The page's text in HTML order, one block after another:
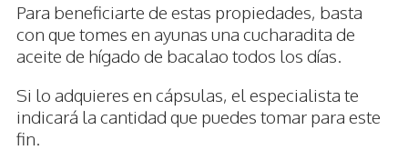
Para beneficiarte de estas propiedades, basta
con que tomes en ayunas una cucharadita de
aceite de hígado de bacalao todos los días.
Si lo adquieres en cápsulas, el especialista te
indicará la cantidad que puedes tomar para este
fin.